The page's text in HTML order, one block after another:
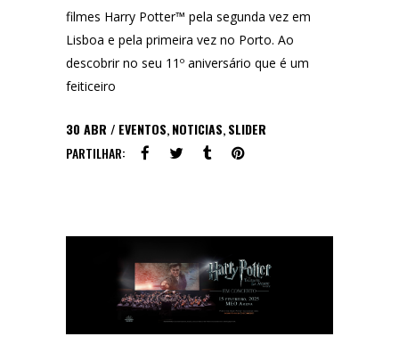
filmes Harry Potter™ pela segunda vez em
Lisboa e pela primeira vez no Porto. Ao
descobrir no seu 11º aniversário que é um
feiticeiro
30 ABR EVENTOS,NOTICIAS,SLIDER
PARTILHAR: